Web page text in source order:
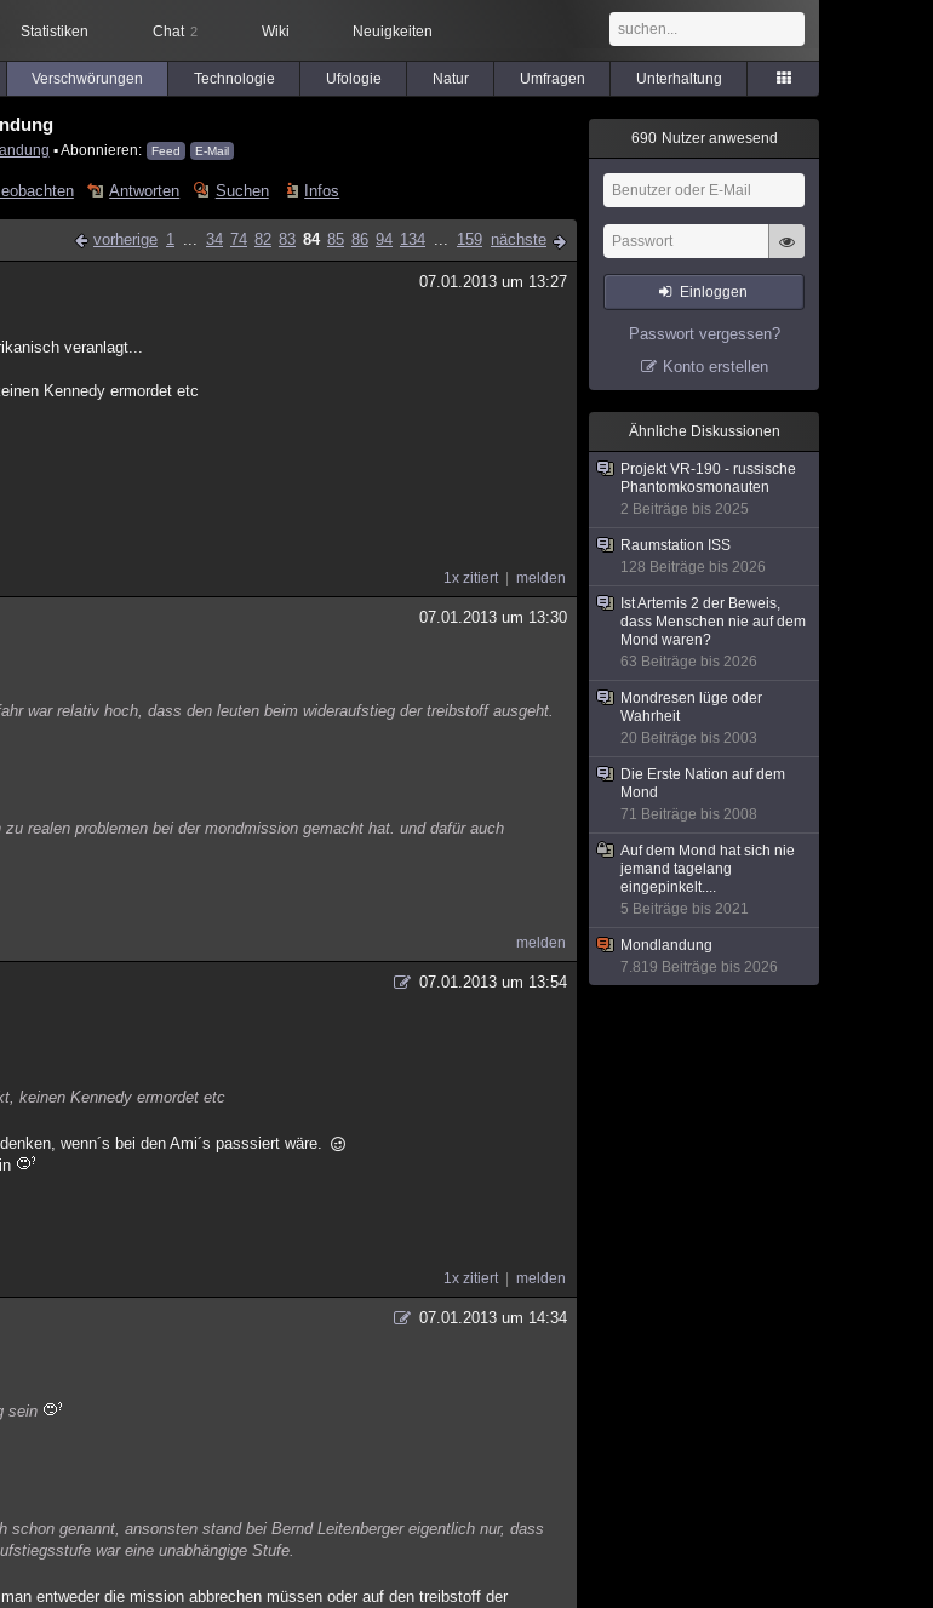
Statistiken Chat 2 Wiki Neuigkeiten
Verschwörungen Technologie Ufologie Natur Umfragen Unterhaltung
▪ Abonnieren: Feed E-Mail
Antworten Suchen Infos
vorherige 1 ... 34 74 82 83 84 85 86 94 134 ... 159 nächste
07.01.2013 um 13:27
veranlagt...
Kennedy ermordet etc
1x zitiert melden
07.01.2013 um 13:30
war relativ hoch, dass den leuten beim wideraufstieg der treibstoff ausgeht.
realen problemen bei der mondmission gemacht hat. und dafür auch
melden
07.01.2013 um 13:54
keinen Kennedy ermordet etc
wenn´s bei den Ami´s passsiert wäre.
1x zitiert melden
07.01.2013 um 14:34
sein
genannt, ansonsten stand bei Bernd Leitenberger eigentlich nur, dass
war eine unabhängige Stufe.
entweder die mission abbrechen müssen oder auf den treibstoff der
690 Nutzer anwesend
Einloggen
Passwort vergessen?
Konto erstellen
Ähnliche Diskussionen
Projekt VR-190 - russische
Phantomkosmonauten
2 Beiträge bis 2025
Raumstation ISS
128 Beiträge bis 2026
Ist Artemis 2 der Beweis,
dass Menschen nie auf dem
Mond waren?
63 Beiträge bis 2026
Mondresen lüge oder
Wahrheit
20 Beiträge bis 2003
Die Erste Nation auf dem
Mond
71 Beiträge bis 2008
Auf dem Mond hat sich nie
jemand tagelang
eingepinkelt....
5 Beiträge bis 2021
Mondlandung
7.819 Beiträge bis 2026